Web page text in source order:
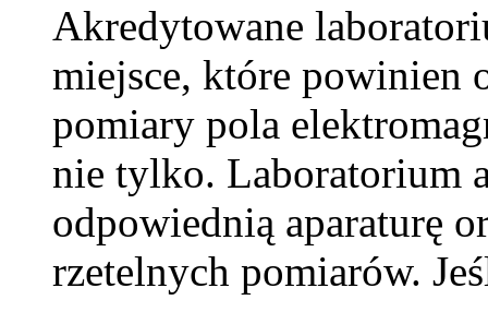
Akredytowane
miejsce, które powinien
pomiary pola
nie tylko. Laboratorium
odpowiednią aparaturę
rzetelnych pomiarów.